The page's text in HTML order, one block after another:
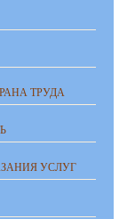
ТРУДА
УСЛУГ